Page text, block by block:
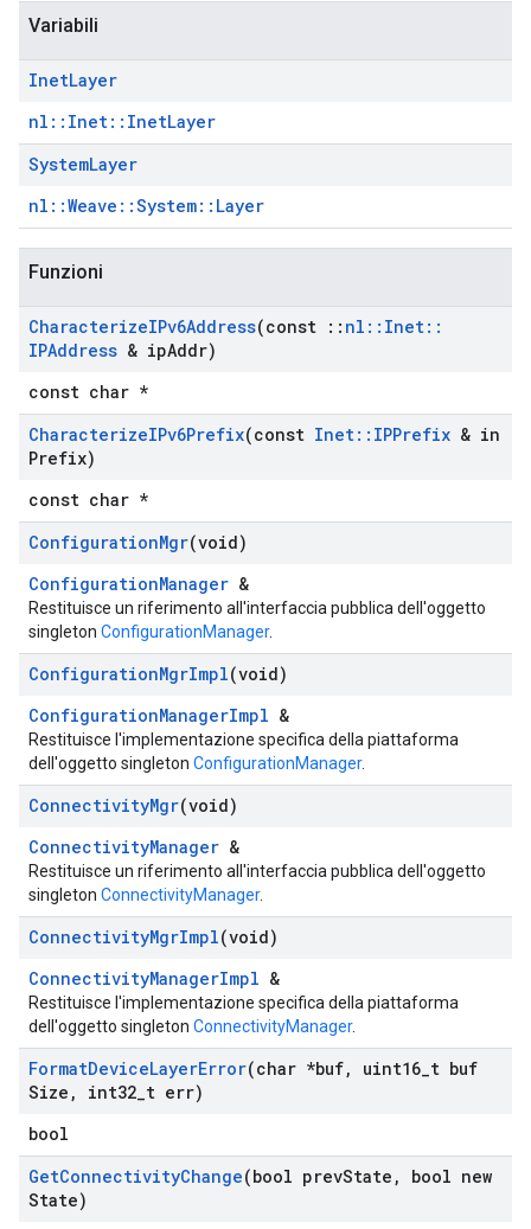
Variabili
InetLayer
nl::Inet::InetLayer
SystemLayer
nl::Weave::System::Layer
Funzioni
CharacterizeIPv6Address(const :: nl :: Inet::
IPAddress & ipAddr)
const char *
CharacterizeIPv6Prefix(const Inet:: IPPrefix & in
Prefix)
const char *
ConfigurationMgr(void)
ConfigurationManager &
Restituisce un riferimento all'interfaccia pubblica dell'oggetto
singleton ConfigurationManager.
ConfigurationMgrImpl(void)
ConfigurationManagerImpl &
Restituisce l'implementazione specifica della piattaforma
dell'oggetto singleton ConfigurationManager.
ConnectivityMgr(void)
ConnectivityManager &
Restituisce un riferimento all'interfaccia pubblica dell'oggetto
singleton ConnectivityManager.
ConnectivityMgrImpl(void)
ConnectivityManagerImpl &
Restituisce l'implementazione specifica della piattaforma
dell'oggetto singleton ConnectivityManager.
FormatDeviceLayerError(char *buf, uint16 t buf
Size , int32 t err)
bool
GetConnectivityChange(bool prevState ,
bool new
State)